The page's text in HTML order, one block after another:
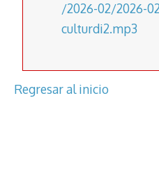
/2026-02/2026-
culturdi2.mp3
Regresar al inicio